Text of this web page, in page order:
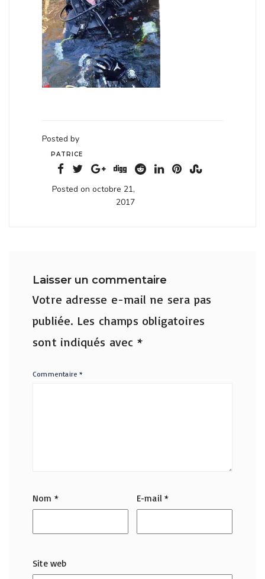
Posted by
PATRICE
Posted on octobre 21,
2017
Laisser un commentaire
Votre adresse e-mail ne sera pas
publiée. Les champs obligatoires
sont indiqués avec *
Commentaire*
Nom * E-mail*
Site web